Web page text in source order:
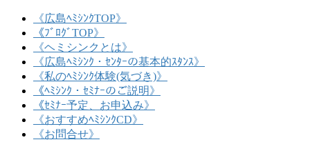
《広島ﾍﾐｼﾝｸTOP》
《ﾌﾞﾛｸﾞTOP》
《ヘミシンクとは》
《広島ﾍﾐｼﾝｸ・ｾﾝﾀｰの基本的ｽﾀﾝｽ》
《私のﾍﾐｼﾝｸ体験(気づき)》
《ﾍﾐｼﾝｸ・ｾﾐﾅｰのご説明》
《ｾﾐﾅｰ予定、お申込み》
《おすすめﾍﾐｼﾝｸCD》
《お問合せ》